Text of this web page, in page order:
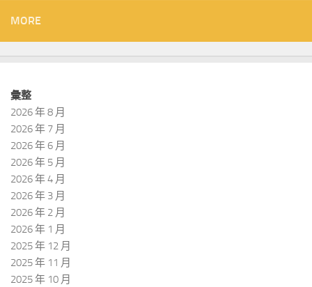
MORE
彙整
2026 年 8 月
2026 年 7 月
2026 年 6 月
2026 年 5 月
2026 年 4 月
2026 年 3 月
2026 年 2 月
2026 年 1 月
2025 年 12 月
2025 年 11 月
2025 年 10 月